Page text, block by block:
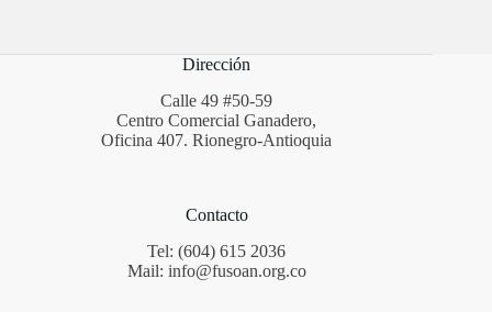
Dirección
Calle 49 #50-59
Centro Comercial Ganadero,
Oficina 407. Rionegro-Antioquia
Contacto
Tel: (604) 615 2036
Mail: info@fusoan.org.co